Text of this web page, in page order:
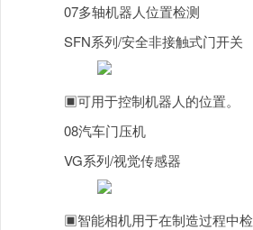
07多轴机器人位置检测
SFN系列/安全非接触式门开关
▣可用于控制机器人的位置。
08汽车门压机
VG系列/视觉传感器
▣智能相机用于在制造过程中检